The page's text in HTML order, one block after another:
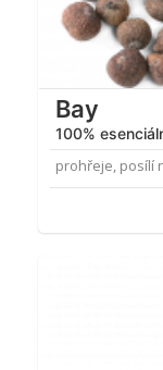
Bay
100%
prohřeje, posílí